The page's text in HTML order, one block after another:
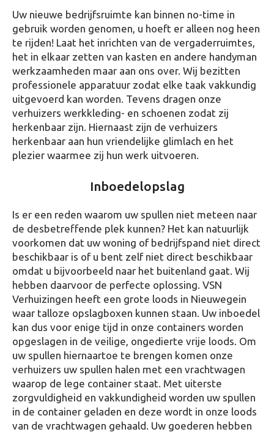
Uw nieuwe bedrijfsruimte kan binnen no-time in
gebruik worden genomen, u hoeft er alleen nog heen
te rijden! Laat het inrichten van de vergaderruimtes,
het in elkaar zetten van kasten en andere handyman
werkzaamheden maar aan ons over. Wij bezitten
professionele apparatuur zodat elke taak vakkundig
uitgevoerd kan worden. Tevens dragen onze
verhuizers werkkleding- en schoenen zodat zij
herkenbaar zijn. Hiernaast zijn de verhuizers
herkenbaar aan hun vriendelijke glimlach en het
plezier waarmee zij hun werk uitvoeren.
Inboedelopslag
Is er een reden waarom uw spullen niet meteen naar
de desbetreffende plek kunnen? Het kan natuurlijk
voorkomen dat uw woning of bedrijfspand niet direct
beschikbaar is of u bent zelf niet direct beschikbaar
omdat u bijvoorbeeld naar het buitenland gaat. Wij
hebben daarvoor de perfecte oplossing. VSN
Verhuizingen heeft een grote loods in Nieuwegein
waar talloze opslagboxen kunnen staan. Uw inboedel
kan dus voor enige tijd in onze containers worden
opgeslagen in de veilige, ongedierte vrije loods. Om
uw spullen hiernaartoe te brengen komen onze
verhuizers uw spullen halen met een vrachtwagen
waarop de lege container staat. Met uiterste
zorgvuldigheid en vakkundigheid worden uw spullen
in de container geladen en deze wordt in onze loods
van de vrachtwagen gehaald. Uw goederen hebben